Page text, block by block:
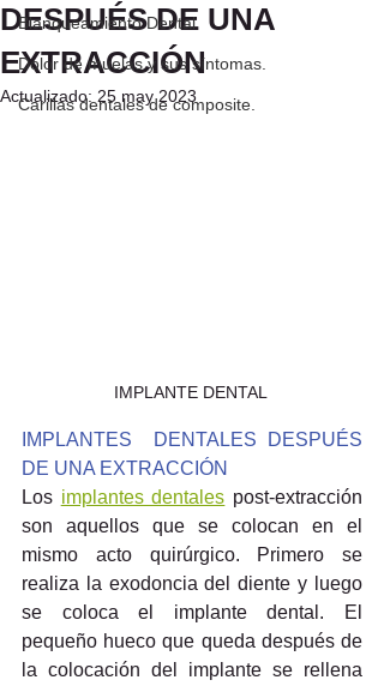
Blanqueamiento Dental
Dolor de muelas y sus síntomas.
Carillas dentales de composite.
DESPUÉS DE UNA
EXTRACCIÓN
Actualizado: 25 may 2023
IMPLANTE DENTAL
IMPLANTES  DENTALES DESPUÉS
DE UNA EXTRACCIÓN﻿
Los implantes dentales post-extracción
son aquellos que se colocan en el
mismo acto quirúrgico. Primero se
realiza la exodoncia del diente y luego
se coloca el implante dental. El
pequeño hueco que queda después de
la colocación del implante se rellena